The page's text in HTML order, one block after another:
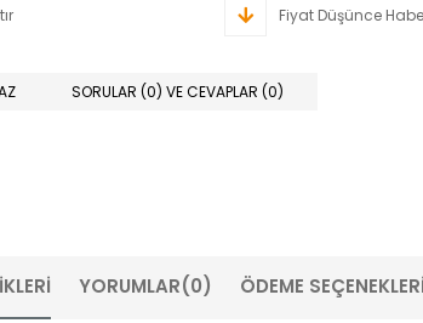
Fiyat Düşünce
SORULAR (0) VE CEVAPLAR (0)
YORUMLAR(0) ÖDEME